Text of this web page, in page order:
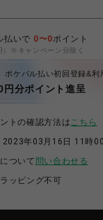
払いで 0〜0ポイント
）※キャンペーン分除く
ポケパル払い初回登録&利
分ポイント進呈
トの確認方法はこちら
2023年03月16日 11時
ついて 問い合わせる
ッピング不可